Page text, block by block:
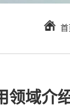
首
领域介